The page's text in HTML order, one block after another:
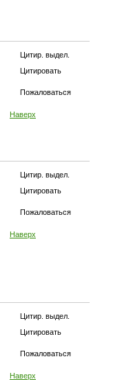
Цитир. выдел.
Цитировать
Пожаловаться
Наверх
Цитир. выдел.
Цитировать
Пожаловаться
Наверх
Цитир. выдел.
Цитировать
Пожаловаться
Наверх